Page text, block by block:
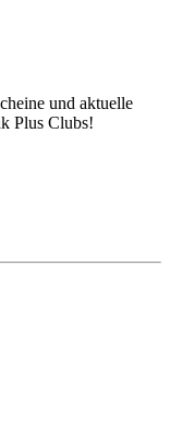
und aktuelle
Plus Clubs!